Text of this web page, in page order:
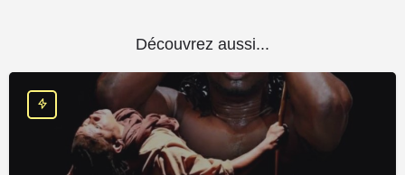
Découvrez aussi...